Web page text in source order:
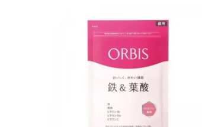
かせない美容成分ビタミンCもプラス。独自の製
法でサポートします。飲むだけのケアなので、夏
対策にありがちな不快感やストレスは無し！ 時
短ケアにもなるため、忙しい方にもおすすめで
す。夏を快適に過ごすために早速、毎日2粒（目
安）の新習慣を始めましょう。* 紫外線などによ